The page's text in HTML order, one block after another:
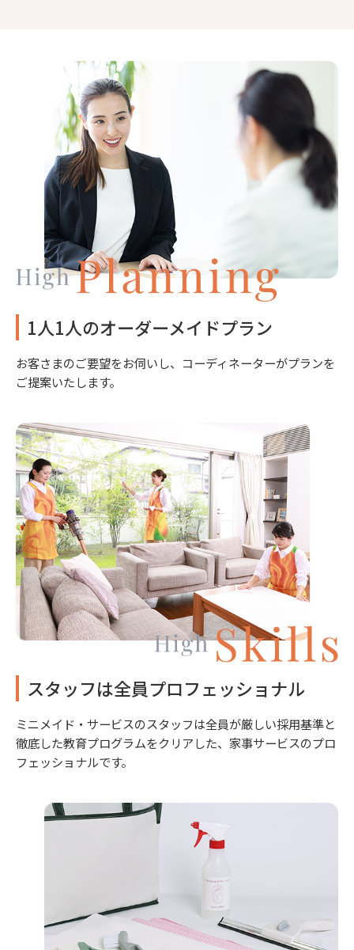
1人1人のオーダーメイドプラン
お客さまのご要望をお伺いし、コーディネーターがプランを
ご提案いたします。
スタッフは全員プロフェッショナル
ミニメイド・サービスのスタッフは全員が厳しい採用基準と
徹底した教育プログラムをクリアした、家事サービスのプロ
フェッショナルです。